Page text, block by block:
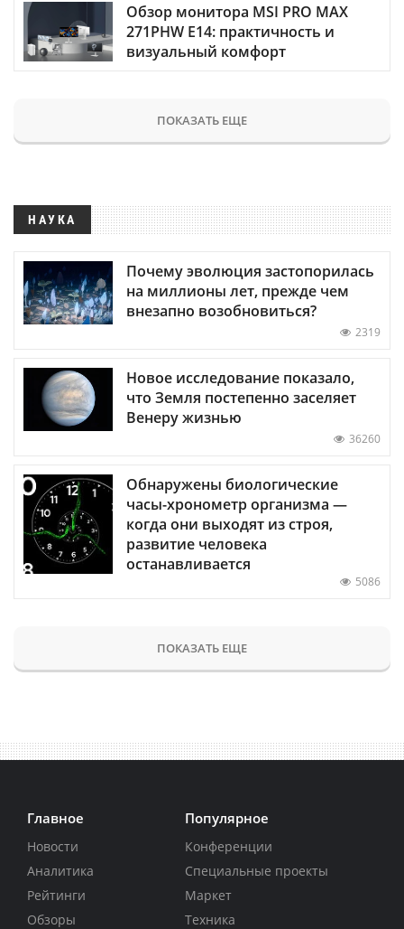
Обзор монитора MSI PRO MAX
271PHW E14: практичность и
визуальный комфорт
ПОКАЗАТЬ ЕЩЕ
НАУКА
Почему эволюция застопорилась
на миллионы лет, прежде чем
внезапно возобновиться?
2319
Новое исследование показало,
что Земля постепенно заселяет
Венеру жизнью
36260
Обнаружены биологические
часы-хронометр организма —
когда они выходят из строя,
развитие человека
останавливается
5086
ПОКАЗАТЬ ЕЩЕ
Главное
Новости
Аналитика
Рейтинги
Обзоры
Популярное
Конференции
Специальные проекты
Маркет
Техника